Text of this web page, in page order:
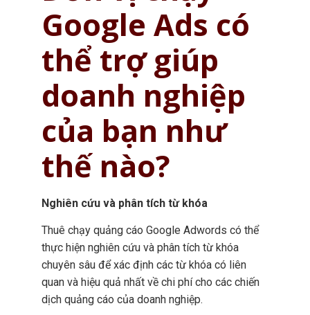
Google Ads có
thể trợ giúp
doanh nghiệp
của bạn như
thế nào?
Nghiên cứu và phân tích từ khóa
Thuê chạy quảng cáo Google Adwords có thể
thực hiện nghiên cứu và phân tích từ khóa
chuyên sâu để xác định các từ khóa có liên
quan và hiệu quả nhất về chi phí cho các chiến
dịch quảng cáo của doanh nghiệp.